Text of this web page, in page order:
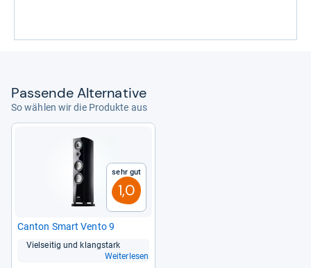
Pas­sende Alter­na­tive
So wählen wir die Produkte aus
Sehr gut
1,0
Can­ton Smart Vento 9
Viel­sei­tig und klang­stark
Weiterlesen